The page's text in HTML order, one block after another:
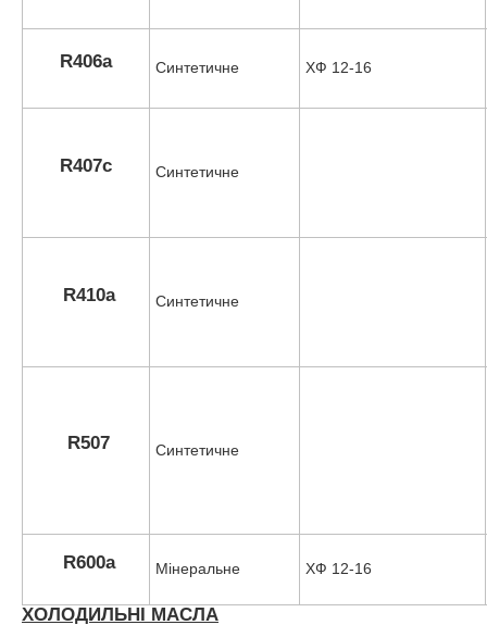
R406a Синтетичне ХФ 12-16
R407c Синтетичне
R410a Синтетичне
R507 Синтетичне
R600a Мінеральне ХФ 12-16
ХОЛОДИЛЬНІ МАСЛА